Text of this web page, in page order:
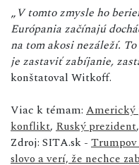
„V tomto zmysle ho
Európania začínajú
na tom akosi nezáleží.
je zastaviť zabíjanie,
konštatoval Witkoff.
Viac k témam: Americký
konflikt, Ruský prezident
Zdroj: SITA.sk -
slovo a verí, že nechce